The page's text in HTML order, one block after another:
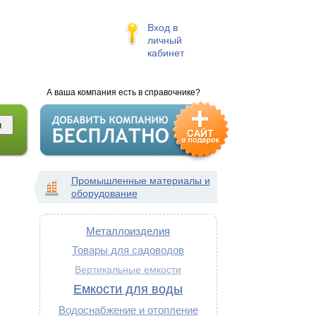
Вход в
личный
кабинет
А ваша компания есть в справочнике?
Промышленные материалы и
оборудование
Металлоизделия
Товары для садоводов
Вертикальные емкости
Емкости для воды
Водоснабжение и отопление